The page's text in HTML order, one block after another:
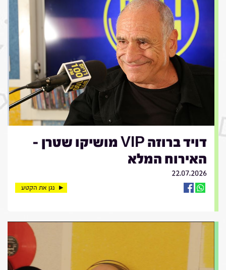
דויד ברוזה VIP מושיקו שטרן -
האירוח המלא
22.07.2026
נגן את הקטע